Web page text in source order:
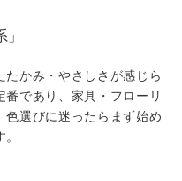
かみ・やさしさが感じら
であり、家具・フローリ
色選びに迷ったらまず始め